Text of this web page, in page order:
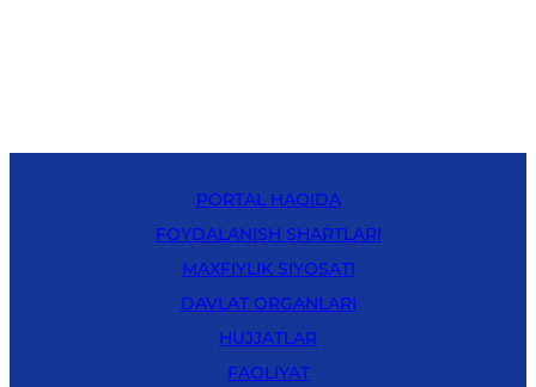
PORTAL HAQIDA
FOYDALANISH SHARTLARI
MAXFIYLIK SIYOSATI
DAVLAT ORGANLARI
HUJJATLAR
FAOLIYAT